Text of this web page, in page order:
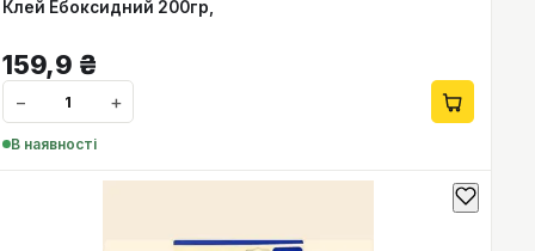
Клей Ебоксидний 200гр,
159,9 ₴
− +
В наявності